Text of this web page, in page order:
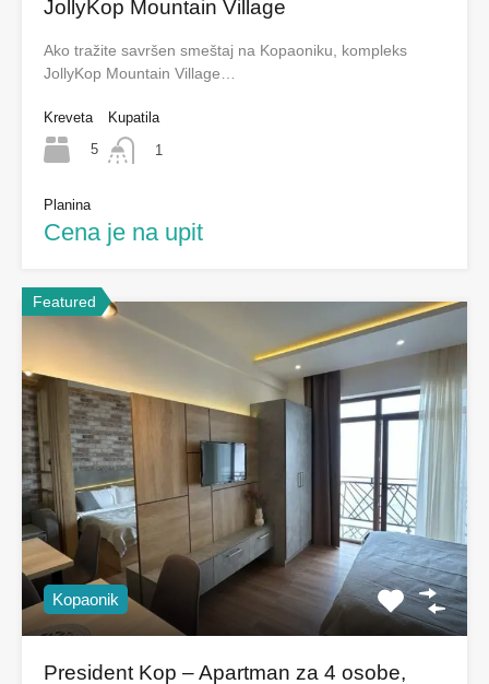
JollyKop Mountain Village
Ako tražite savršen smeštaj na Kopaoniku, kompleks
JollyKop Mountain Village…
Kreveta
5
Kupatila
1
Planina
Cena je na upit
Featured
Kopaonik
President Kop – Apartman za 4 osobe,